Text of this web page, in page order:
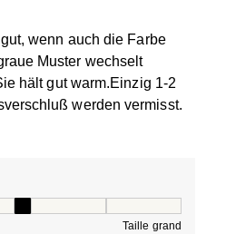
wenn auch die Farbe
Muster wechselt
hält gut warm.Einzig 1-2
werden vermisst.
Taille grand